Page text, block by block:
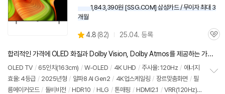
1,843,390원 [SSG.COM] 삼성카드 / 무이자 최대 3
개월
별
점
4.8 (상
리
뷰
82) 25.04. 등록
관
합리적인 가격에 OLED 화질과 Dolby Vision, Dolby Atmos를 제공하는 가성비 중심의 엔트리 OLED TV
OLED TV / 65인치 (163cm) / W-OLED / 4K UHD / 주사율: 120Hz / 에너지
효율: 4등급 / 2025년형 / 알파8 AI Gen2 / 4K업스케일링 / 장르맞춤화면 / 필
름메이커모드 / 돌비비전 / HDR10 / HLG / 톤매핑 / HDMI2.1 / VRR(120Hz)